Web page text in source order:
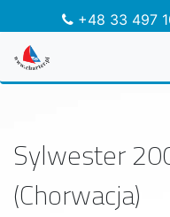
+48 33 497
Sylwester
(Chorwacja)